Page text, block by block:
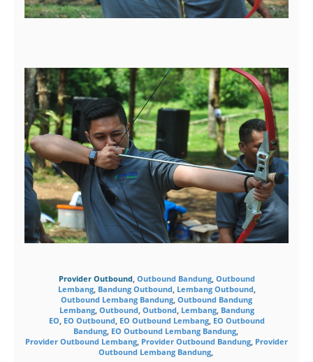
Provider Outbound, Outbound Bandung, Outbound
Lembang, Bandung Outbound, Lembang Outbound,
Outbound Lembang Bandung, Outbound Bandung
Lembang, Outbound, Outbond, Lembang, Bandung
EO, EO Outbound, EO Outbound Lembang, EO Outbound
Bandung, EO Outbound Lembang Bandung,
Provider Outbound Lembang, Provider Outbound Bandung, Provider
Outbound Lembang Bandung,